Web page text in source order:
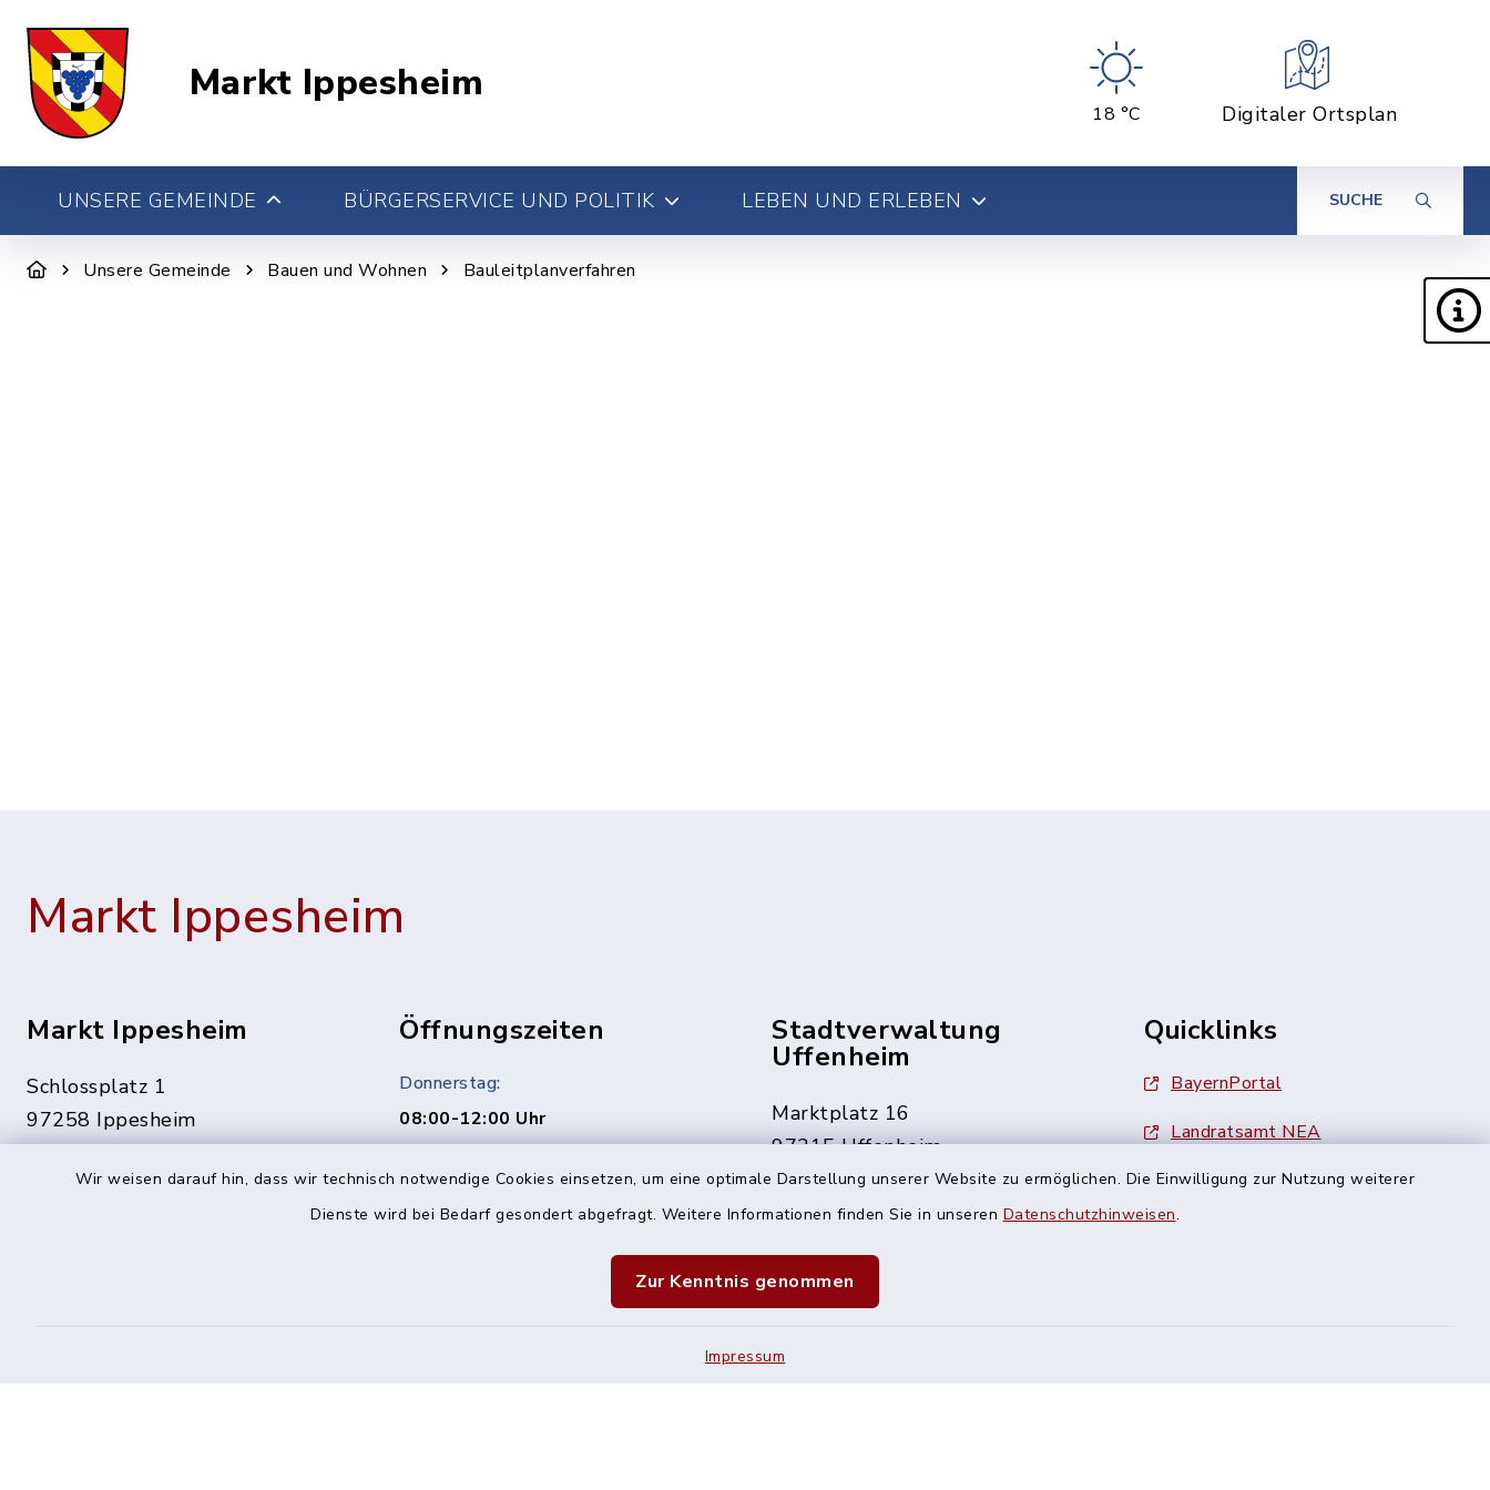
Wir weisen darauf hin, dass wir technisch notwendige Cookies einsetzen, um eine optimale Darstellung unserer Website zu ermöglichen. Die Einwilligung zur Nutzung weiterer
Dienste wird bei Bedarf gesondert abgefragt. Weitere Informationen finden Sie in unseren Datenschutzhinweisen.
Zur Kenntnis genommen
Impressum
Markt Ippesheim
18 °C Digitaler Ortsplan
UNSERE GEMEINDE BÜRGERSERVICE UND POLITIK LEBEN UND ERLEBEN SUCHE
Unsere Gemeinde Bauen und Wohnen Bauleitplanverfahren
Markt Ippesheim
Markt Ippesheim
Schlossplatz 1
97258 Ippesheim
09339 1444
Öffnungszeiten
Donnerstag:
08:00-12:00 Uhr
Vereinbarung.
Stadtverwaltung
Uffenheim
Marktplatz 16
97215 Uffenheim
09842 207-0
info@uffenheim.de
Quicklinks
BayernPortal
Landratsamt NEA
Finanzamt Uffenheim